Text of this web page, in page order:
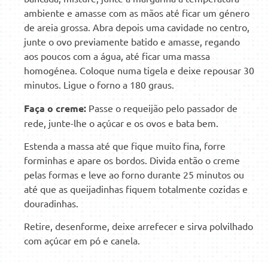
ambiente e amasse com as mãos até ficar um género
de areia grossa. Abra depois uma cavidade no centro,
junte o ovo previamente batido e amasse, regando
aos poucos com a água, até ficar uma massa
homogénea. Coloque numa tigela e deixe repousar 30
minutos. Ligue o forno a 180 graus.
Faça o creme: Passe o requeijão pelo passador de
rede, junte-lhe o açúcar e os ovos e bata bem.
Estenda a massa até que fique muito fina, forre
forminhas e apare os bordos. Divida então o creme
pelas formas e leve ao forno durante 25 minutos ou
até que as queijadinhas fiquem totalmente cozidas e
douradinhas.
Retire, desenforme, deixe arrefecer e sirva polvilhado
com açúcar em pó e canela.